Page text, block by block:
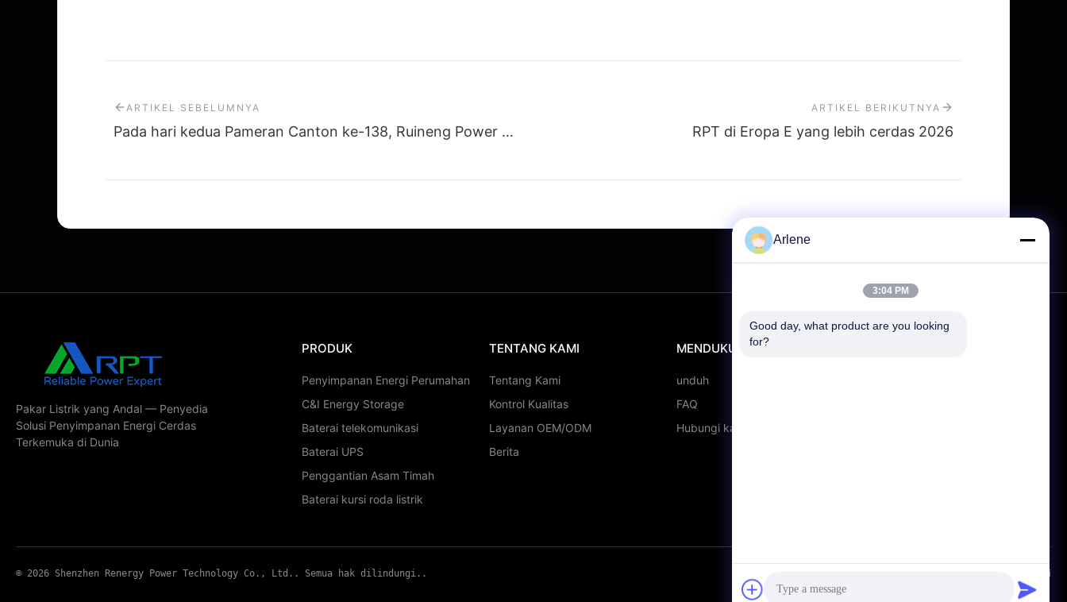
ARTIKEL SEBELUMNYA
Pada hari kedua Pameran Canton ke-138, Ruineng Power melanjutkan usahanya
ARTIKEL BERIKUTNYA
RPT di Eropa E yang lebih cerdas 2026
Pakar Listrik yang Andal — Penyedia
Solusi Penyimpanan Energi Cerdas
Terkemuka di Dunia
PRODUK
Penyimpanan Energi Perumahan
C&I Energy Storage
Baterai telekomunikasi
Baterai UPS
Penggantian Asam Timah
Baterai kursi roda listrik
TENTANG KAMI
Tentang Kami
Kontrol Kualitas
Layanan OEM/ODM
Berita
MENDUKUNG
unduh
FAQ
Hubungi kami
© 2026 Shenzhen Renergy Power Technology Co., Ltd.. Semua hak dilindungi.. Kebijakan Privasi
Arlene
3:04 PM
Good day, what product are you looking
for?